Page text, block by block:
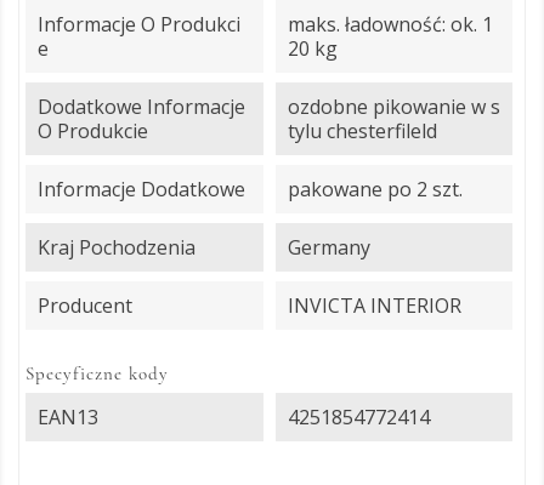
Informacje O Produkci
E
maks. ładowność: ok. 1
20 kg
Dodatkowe Informacje
O Produkcie
ozdobne pikowanie w s
tylu chesterfileld
Informacje Dodatkowe pakowane po 2 szt.
Kraj Pochodzenia Germany
Producent INVICTA INTERIOR
Specyficzne kody
EAN13 4251854772414